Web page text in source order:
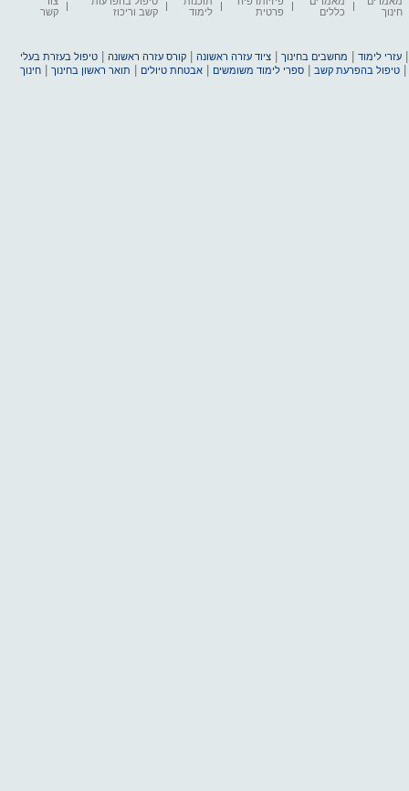
חינוך
כללים
פרטית
לימוד
קשב וריכוז
קשר
עזרי לימוד מחשבים בחינוך |ציוד עזרה ראשונה |קורס עזרה ראשונה |טיפול בעזרת בעלי
|טיפול בהפרעת קשב |ספרי לימוד משומשים |אבטחת טיולים תואר ראשון בחינוך |חינוך